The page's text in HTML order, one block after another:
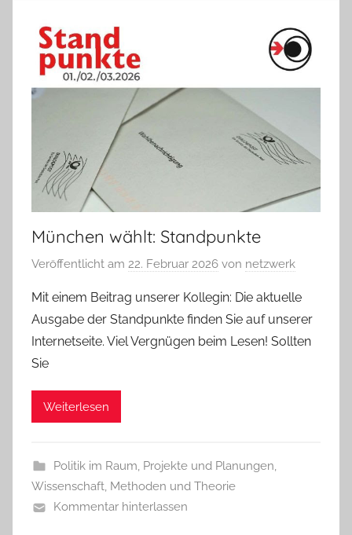
München wählt: Standpunkte
Veröffentlicht am 22. Februar 2026 von netzwerk
Mit einem Beitrag unserer Kollegin: Die aktuelle
Ausgabe der Standpunkte finden Sie auf unserer
Internetseite. Viel Vergnügen beim Lesen! Sollten
Sie
Weiterlesen
Politik im Raum, Projekte und Planungen,
Wissenschaft, Methoden und Theorie
Kommentar hinterlassen